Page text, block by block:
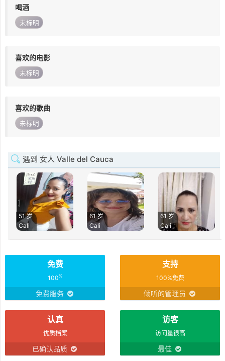
喝酒
未标明
喜欢的电影
未标明
喜欢的歌曲
未标明
遇到 女人 Valle del Cauca
51 岁
Cali
61 岁
Cali
61 岁
Cali
免费
100%
免费服务
支持
100%免费
倾听的管理员
认真
优质档案
已确认品质
访客
访问量很高
最佳